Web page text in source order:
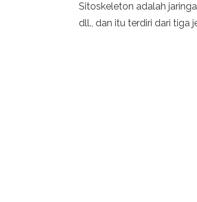
Sitoskeleton adalah
dll., dan itu terdiri dari tiga